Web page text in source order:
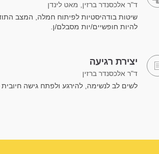
ד"ר אלכסנדר ברזין, מאט לינדן
שיטות בודהיסטיות לפיתוח חמלה, המצב
להיות חופשיים/יות מסבלם/ן.
יצירת רגיעה
ד"ר אלכסנדר ברזין
לשים לב לנשימה, להירגע ולפתח גישה חיובית